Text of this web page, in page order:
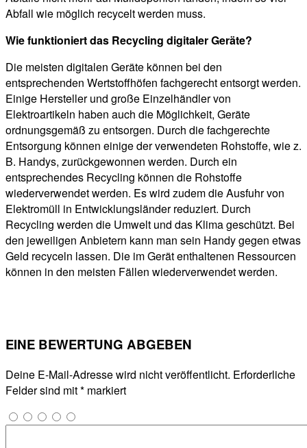
Abfall wie möglich recycelt werden muss.
Wie funktioniert das Recycling digitaler Geräte?
Die meisten digitalen Geräte können bei den
entsprechenden Wertstoffhöfen fachgerecht entsorgt werden.
Einige Hersteller und große Einzelhändler von
Elektroartikeln haben auch die Möglichkeit, Geräte
ordnungsgemäß zu entsorgen. Durch die fachgerechte
Entsorgung können einige der verwendeten Rohstoffe, wie z.
B. Handys, zurückgewonnen werden. Durch ein
entsprechendes Recycling können die Rohstoffe
wiederverwendet werden. Es wird zudem die Ausfuhr von
Elektromüll in Entwicklungsländer reduziert. Durch
Recycling werden die Umwelt und das Klima geschützt. Bei
den jeweiligen Anbietern kann man sein Handy gegen etwas
Geld recyceln lassen. Die im Gerät enthaltenen Ressourcen
können in den meisten Fällen wiederverwendet werden.
EINE BEWERTUNG ABGEBEN
Deine E-Mail-Adresse wird nicht veröffentlicht. Erforderliche
Felder sind mit* markiert